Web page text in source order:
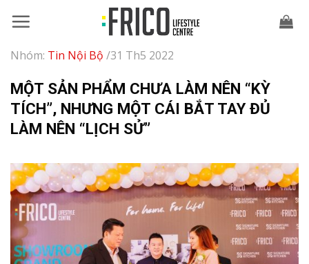
Nhóm: Tin Nội Bộ /31 Th5 2022
MỘT SẢN PHẨM CHƯA LÀM NÊN “KỲ
TÍCH”, NHƯNG MỘT CÁI BẮT TAY ĐỦ
LÀM NÊN “LỊCH SỬ”